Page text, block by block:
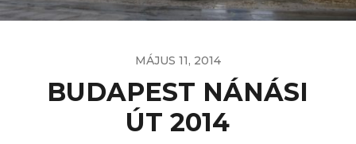
MÁJUS 11, 2014
BUDAPEST NÁNÁSI
ÚT 2014